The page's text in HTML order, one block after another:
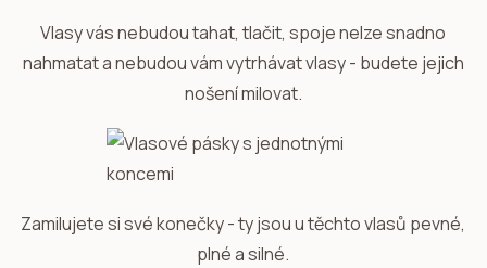
Vlasy vás nebudou tahat, tlačit, spoje nelze snadno
nahmatat a nebudou vám vytrhávat vlasy - budete jejich
nošení milovat.
Zamilujete si své konečky - ty jsou u těchto vlasů pevné,
plné a silné.